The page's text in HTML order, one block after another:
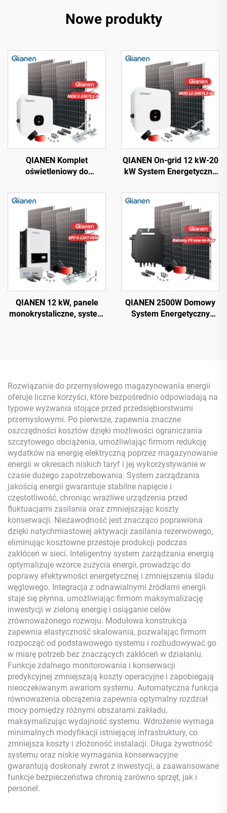
Nowe produkty
QIANEN Komplet
oświetleniowy do
Łatwy montaż 3 kW do 15
kW Systemy Energetyczne
On-Grid z Krzemu
Polikrystalicznego z
kontrolerem MPPT
QIANEN On-grid 12 kW-20
kW System Energetyczny
Kompletny Komplet Z
Inwerterem, Panel
Słoneczny Z Polikryształu
Krzemu Dla Zastosowań
Domowych
QIANEN 12 kW, panele
monokrystaliczne, system
odnawialnej do domu,
panel MPPT
QIANEN 2500W Domowy
System Energetyczny
Solarna MPPT
Rozwiązanie do przemysłowego magazynowania energii
oferuje liczne korzyści, które bezpośrednio odpowiadają na
typowe wyzwania stojące przed przedsiębiorstwami
przemysłowymi. Po pierwsze, zapewnia znaczne
oszczędności kosztów dzięki możliwości ograniczania
szczytowego obciążenia, umożliwiając firmom redukcję
wydatków na energię elektryczną poprzez magazynowanie
energii w okresach niskich taryf i jej wykorzystywanie w
czasie dużego zapotrzebowania. System zarządzania
jakością energii gwarantuje stabilne napięcie i
częstotliwość, chroniąc wrażliwe urządzenia przed
fluktuacjami zasilania oraz zmniejszając koszty
konserwacji. Niezawodność jest znacząco poprawiona
dzięki natychmiastowej aktywacji zasilania rezerwowego,
eliminując kosztowne przestoje produkcji podczas
zakłóceń w sieci. Inteligentny system zarządzania energią
optymalizuje wzorce zużycia energii, prowadząc do
poprawy efektywności energetycznej i zmniejszenia śladu
węglowego. Integracja z odnawialnymi źródłami energii
staje się płynna, umożliwiając firmom maksymalizację
inwestycji w zieloną energię i osiąganie celów
zrównoważonego rozwoju. Modułowa konstrukcja
zapewnia elastyczność skalowania, pozwalając firmom
rozpocząć od podstawowego systemu i rozbudowywać go
w miarę potrzeb bez znaczących zakłóceń w działaniu.
Funkcje zdalnego monitorowania i konserwacji
predykcyjnej zmniejszają koszty operacyjne i zapobiegają
nieoczekiwanym awariom systemu. Automatyczna funkcja
równoważenia obciążenia zapewnia optymalny rozdział
mocy pomiędzy różnymi obszarami zakładu,
maksymalizując wydajność systemu. Wdrożenie wymaga
minimalnych modyfikacji istniejącej infrastruktury, co
zmniejsza koszty i złożoność instalacji. Długa żywotność
systemu oraz niskie wymagania konserwacyjne
gwarantują doskonały zwrot z inwestycji, a zaawansowane
funkcje bezpieczeństwa chronią zarówno sprzęt, jak i
personel.